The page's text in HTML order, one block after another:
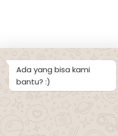
Ada yang bisa kami
bantu? :)